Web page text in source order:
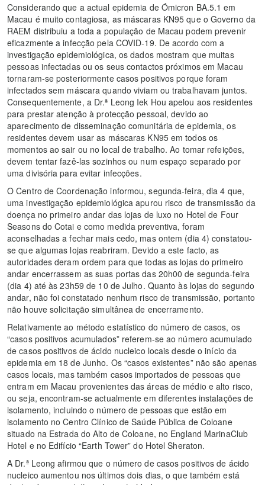
Considerando que a actual epidemia de Ómicron BA.5.1 em
Macau é muito contagiosa, as máscaras KN95 que o Governo da
RAEM distribuiu a toda a população de Macau podem prevenir
eficazmente a infecção pela COVID-19. De acordo com a
investigação epidemiológica, os dados mostram que muitas
pessoas infectadas ou os seus contactos próximos em Macau
tornaram-se posteriormente casos positivos porque foram
infectados sem máscara quando viviam ou trabalhavam juntos.
Consequentemente, a Dr.ª Leong Iek Hou apelou aos residentes
para prestar atenção à protecção pessoal, devido ao
aparecimento de disseminação comunitária de epidemia, os
residentes devem usar as máscaras KN95 em todos os
momentos ao sair ou no local de trabalho. Ao tomar refeições,
devem tentar fazê-las sozinhos ou num espaço separado por
uma divisória para evitar infecções.
O Centro de Coordenação informou, segunda-feira, dia 4 que,
uma investigação epidemiológica apurou risco de transmissão da
doença no primeiro andar das lojas de luxo no Hotel de Four
Seasons do Cotai e como medida preventiva, foram
aconselhadas a fechar mais cedo, mas ontem (dia 4) constatou-
se que algumas lojas reabriram. Devido a este facto, as
autoridades deram ordem para que todas as lojas do primeiro
andar encerrassem as suas portas das 20h00 de segunda-feira
(dia 4) até às 23h59 de 10 de Julho. Quanto às lojas do segundo
andar, não foi constatado nenhum risco de transmissão, portanto
não houve solicitação simultânea de encerramento.
Relativamente ao método estatístico do número de casos, os
“casos positivos acumulados” referem-se ao número acumulado
de casos positivos de ácido nucleico locais desde o início da
epidemia em 18 de Junho. Os “casos existentes” não são apenas
casos locais, mas também casos importados de pessoas que
entram em Macau provenientes das áreas de médio e alto risco,
ou seja, encontram-se actualmente em diferentes instalações de
isolamento, incluindo o número de pessoas que estão em
isolamento no Centro Clínico de Saúde Pública de Coloane
situado na Estrada do Alto de Coloane, no England MarinaClub
Hotel e no Edifício “Earth Tower” do Hotel Sheraton.
A Dr.ª Leong afirmou que o número de casos positivos de ácido
nucleico aumentou nos últimos dois dias, o que também está